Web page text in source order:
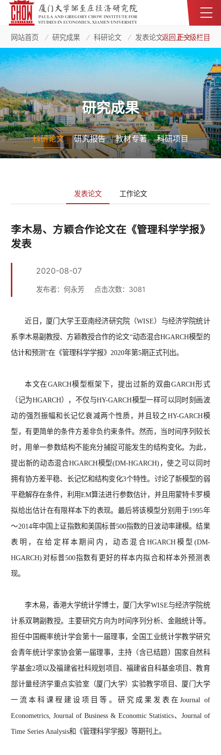
网站首页 研究成果 科研论文 发表论文 正文
返回上一级栏目
研究成果
科研论文 研究报告 教材专著 科研项目
发表论文 工作论文
李木易、方颖合作论文在《管理科学学报》
发表
2020-08-07
发布者：何永芳 点击次数： 3081
近日，厦门大学王亚南经济研究院（WISE）与经济学院统计
系李木易副教授、方颖教授合作的论文“动态混合HGARCH模型的
估计和预测”在《管理科学学报》 2020年第5期正式刊出。
本文在GARCH模型框架下，提出过新的双曲GARCH形式
（记为HGARCH），不仅与HY-GARCH模型一样可以同时刻画波
动的强烈振幅和长记忆衰减两个性质，并且较之HY-GARCH模
型，有更简单的条件方差非负约束条件。然而，当时间序列较长
时，用单一参数结构不能充分捕捉可能发生的结构变化。为此，
提出新的动态混合HGARCH模型(DM-HGARCH) ，使之可以同时
拥有协方差平稳、长记忆和结构变化3个特性。讨论了新模型的弱
平稳解存在条件，利用EM算法进行参数估计，并且用蒙特卡罗模
拟给出估计在有限样本下的表现。最后将该模型分别用于1995年
～2014年中国上证指数和美国标普500指数的日波动率建模。结果
表明，在给定样本期间内，动态混合HGARCH模型 (DM-
HGARCH) 对标普500指数有更好的样本内拟合和样本外预测表
现。
李木易，香港大学统计学博士，厦门大学WISE与经济学院统
计系双聘副教授。主要研究方向为时间序列分析、金融统计等。
担任中国概率统计学会第十一届理事，全国工业统计学教学研究
会青年统计学家协会第一届理事，主持（含已结题）国家自然科
学基金2项以及福建省社科规划项目、福建省自科基金项目、教育
部计量经济学重点实验室（厦门大学）实验教学项目、厦门大学
一流本科课程建设项目等。研究成果发表在 Journal of
Econometrics, Journal of Business & Economic Statistics、 Journal of
Time Series Analysis和《管理科学学报》等期刊上。